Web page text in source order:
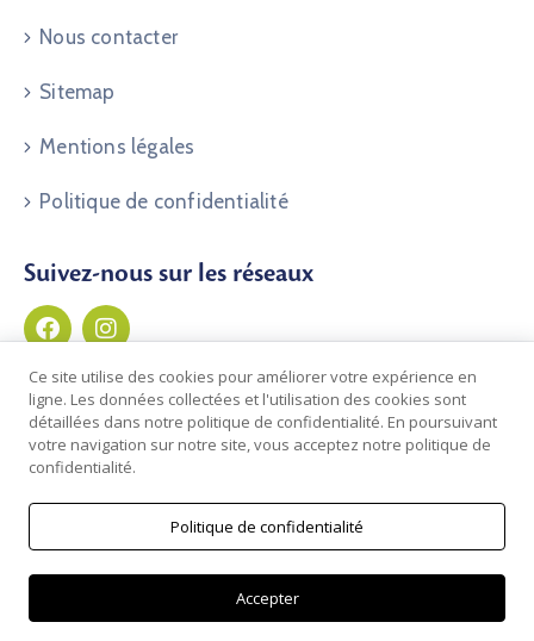
Nous contacter
Sitemap
Mentions légales
Politique de confidentialité
Suivez-nous sur les réseaux
© 2026 Commune de Clos du Doubs | Développé par
Novadev Sàrl
Ce site utilise des cookies pour améliorer votre expérience en
ligne. Les données collectées et l'utilisation des cookies sont
détaillées dans notre politique de confidentialité. En poursuivant
votre navigation sur notre site, vous acceptez notre politique de
confidentialité.
Politique de confidentialité
Accepter